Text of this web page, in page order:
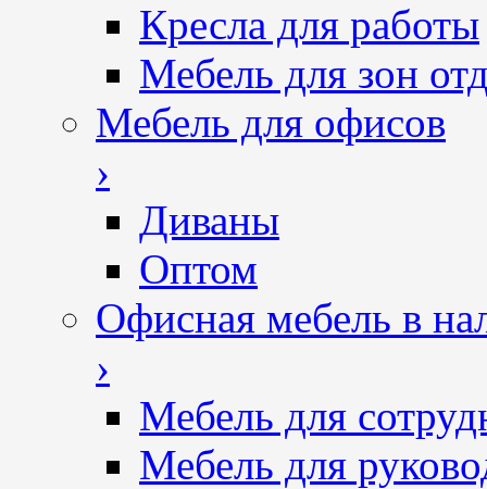
Кресла для работы
Мебель для зон
Мебель для офисов
›
Диваны
Оптом
Офисная мебель в
›
Мебель для
Мебель для